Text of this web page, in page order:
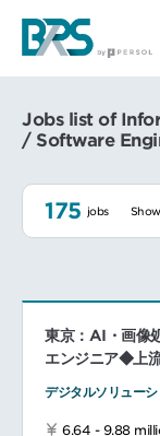
Jobs list of
/ Software
175 jobs
東京：AI・画像
エンジニア◆上
デジタルソリューシ
6.64 - 9.88